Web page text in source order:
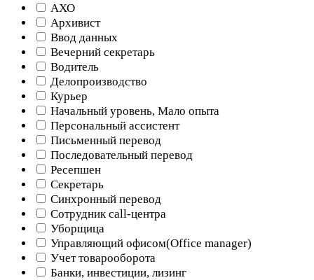
АХО
Архивист
Ввод данных
Вечерний секретарь
Водитель
Делопроизводство
Курьер
Начальный уровень, Мало опыта
Персональный ассистент
Письменный перевод
Последовательный перевод
Ресепшен
Секретарь
Синхронный перевод
Сотрудник call-центра
Уборщица
Управляющий офисом(Оffice manager)
Учет товарооборота
Банки, инвестиции, лизинг